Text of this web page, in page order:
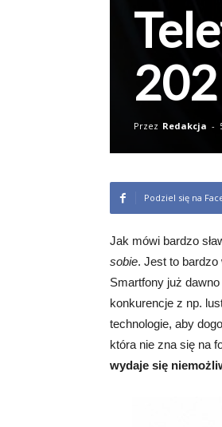
Przez Redakcja -
Podziel się na
Jak mówi bardzo
sobie. Jest to
Smartfony już
konkurencje z np.
technologie, aby
która nie zna się na
wydaje się